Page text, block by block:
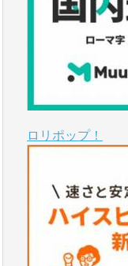
ロリポップ！